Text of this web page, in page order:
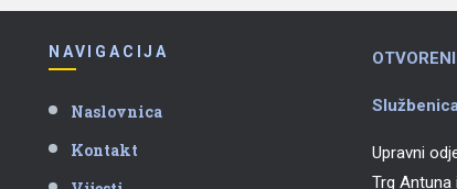
NAVIGACIJA
Naslovnica
Kontakt
Upravni
Trg Antuna